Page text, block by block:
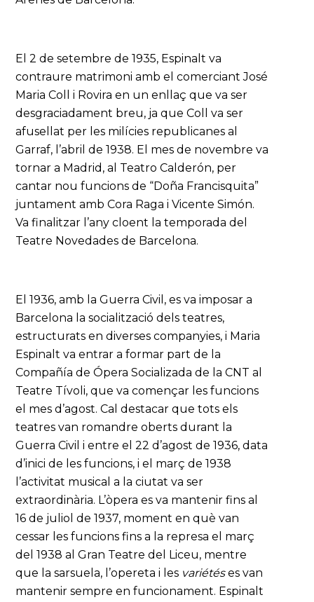
El 2 de setembre de 1935, Espinalt va
contraure matrimoni amb el comerciant José
Maria Coll i Rovira en un enllaç que va ser
desgraciadament breu, ja que Coll va ser
afusellat per les milícies republicanes al
Garraf, l’abril de 1938. El mes de novembre va
tornar a Madrid, al Teatro Calderón, per
cantar nou funcions de “Doña Francisquita”
juntament amb Cora Raga i Vicente Simón.
Va finalitzar l’any cloent la temporada del
Teatre Novedades de Barcelona.
El 1936, amb la Guerra Civil, es va imposar a
Barcelona la socialització dels teatres,
estructurats en diverses companyies, i Maria
Espinalt va entrar a formar part de la
Compañía de Ópera Socializada de la CNT al
Teatre Tívoli, que va començar les funcions
el mes d’agost. Cal destacar que tots els
teatres van romandre oberts durant la
Guerra Civil i entre el 22 d’agost de 1936, data
d’inici de les funcions, i el març de 1938
l’activitat musical a la ciutat va ser
extraordinària. L’òpera es va mantenir fins al
16 de juliol de 1937, moment en què van
cessar les funcions fins a la represa el març
del 1938 al Gran Teatre del Liceu, mentre
que la sarsuela, l’opereta i les variétéses van
mantenir sempre en funcionament. Espinalt